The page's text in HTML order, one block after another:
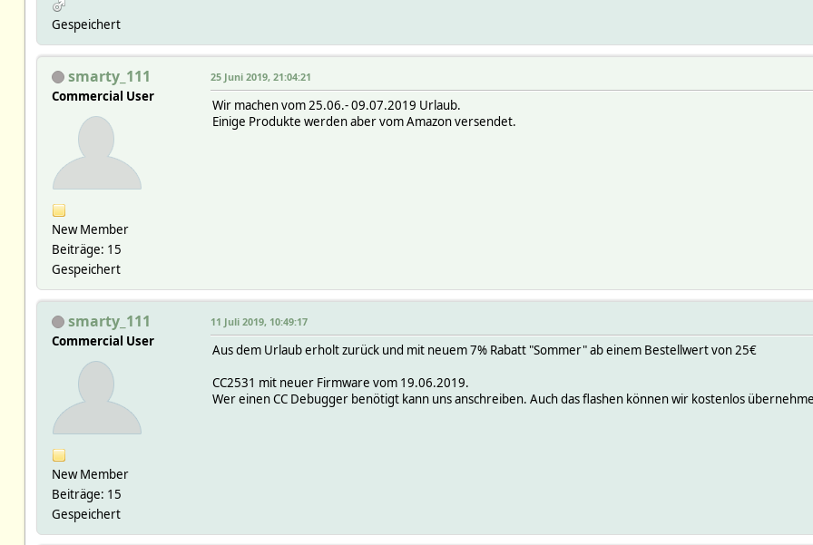
Gespeichert
smarty_111
Commercial User
New Member
Beiträge: 15
Gespeichert
25 Juni 2019, 21:04:21
Wir machen vom 25.06.- 09.07.2019 Urlaub.
Einige Produkte werden aber vom Amazon versendet.
smarty_111
Commercial User
New Member
Beiträge: 15
Gespeichert
11 Juli 2019, 10:49:17
Aus dem Urlaub erholt zurück und mit neuem 7% Rabatt "Sommer" ab einem Bestellwert von 25€
CC2531 mit neuer Firmware vom 19.06.2019.
Wer einen CC Debugger benötigt kann uns anschreiben. Auch das flashen können wir kostenlos